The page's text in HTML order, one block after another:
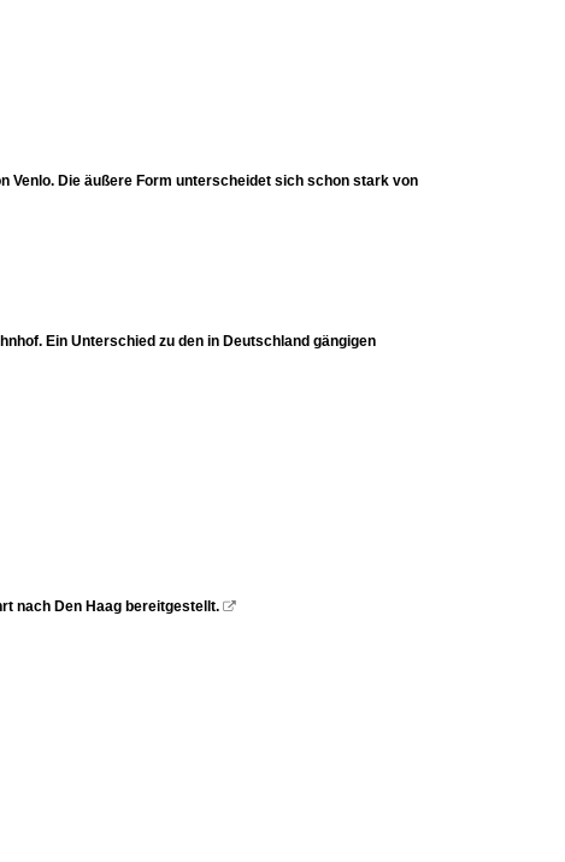
Venlo. Die äußere Form unterscheidet sich schon stark von
Ein Unterschied zu den in Deutschland gängigen
nach Den Haag bereitgestellt. 